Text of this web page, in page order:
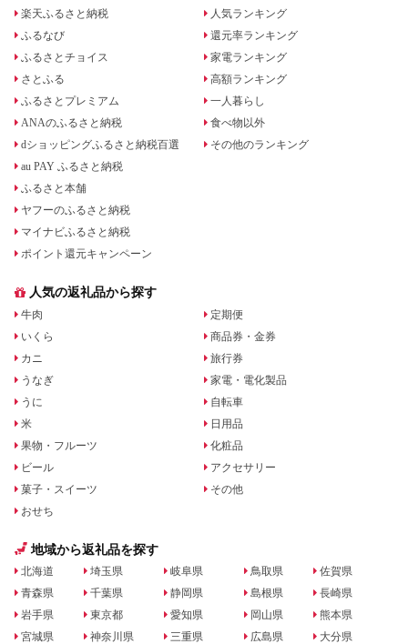
楽天ふるさと納税
ふるなび
ふるさとチョイス
さとふる
ふるさとプレミアム
ANAのふるさと納税
dショッピングふるさと納税百選
au PAY ふるさと納税
ふるさと本舗
ヤフーのふるさと納税
マイナビふるさと納税
ポイント還元キャンペーン
人気ランキング
還元率ランキング
家電ランキング
高額ランキング
一人暮らし
食べ物以外
その他のランキング
人気の返礼品から探す
牛肉
いくら
カニ
うなぎ
うに
米
果物・フルーツ
ビール
菓子・スイーツ
おせち
定期便
商品券・金券
旅行券
家電・電化製品
自転車
日用品
化粧品
アクセサリー
その他
地域から返礼品を探す
北海道
青森県
岩手県
宮城県
埼玉県
千葉県
東京都
神奈川県
岐阜県
静岡県
愛知県
三重県
鳥取県
島根県
岡山県
広島県
佐賀県
長崎県
熊本県
大分県